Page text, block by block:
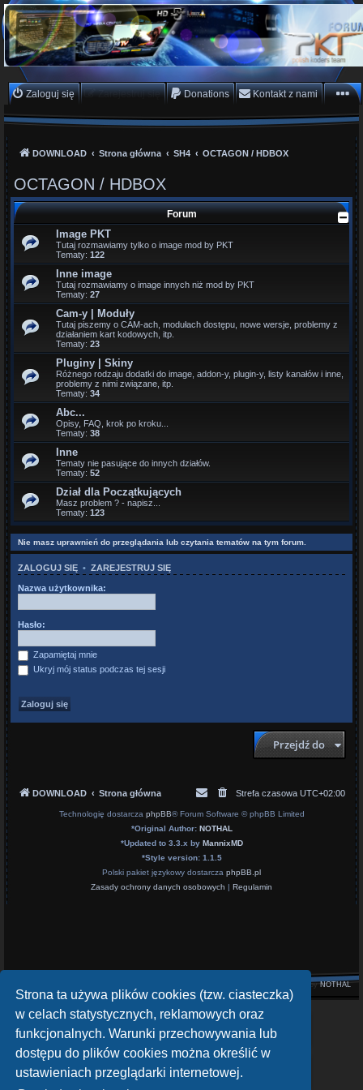
Strona ta używa plików cookies (tzw. ciasteczka)
w celach statystycznych, reklamowych oraz
funkcjonalnych. Warunki przechowywania lub
dostępu do plików cookies można określić w
ustawieniach przeglądarki internetowej.
PKTeam - Polish Koders
Team
Hyperion, Enigma, E2, PKT, listy kanałów, oscam
Zaloguj się Zarejestruj się Donations Kontakt z nami
DOWNLOAD Strona główna SH4 OCTAGON / HDBOX
OCTAGON / HDBOX
Forum
Image PKT
Tutaj rozmawiamy tylko o image mod by PKT
Tematy: 122
Inne image
Tutaj rozmawiamy o image innych niż mod by PKT
Tematy: 27
Cam-y | Moduły
Tutaj piszemy o CAM-ach, modułach dostępu, nowe wersje, problemy z
działaniem kart kodowych, itp.
Tematy: 23
Pluginy | Skiny
Różnego rodzaju dodatki do image, addon-y, plugin-y, listy kanałów i inne,
problemy z nimi związane, itp.
Tematy: 34
Abc...
Opisy, FAQ, krok po kroku...
Tematy: 38
Inne
Tematy nie pasujące do innych działów.
Tematy: 52
Dział dla Początkujących
Masz problem ? - napisz...
Tematy: 123
Nie masz uprawnień do przeglądania lub czytania tematów na tym forum.
ZALOGUJ SIĘ • ZAREJESTRUJ SIĘ
Nazwa użytkownika:
Hasło:
Zapamiętaj mnie
Ukryj mój status podczas tej sesji
Przejdź do
DOWNLOAD Strona główna Strefa czasowa UTC+02:00
Technologię dostarcza phpBB® Forum Software © phpBB Limited
*Original Author: NOTHAL
*Updated to 3.3.x by MannixMD
*Style version: 1.1.5
Polski pakiet językowy dostarcza phpBB.pl
Zasady ochrony danych osobowych | Regulamin
Style byNOTHAL
openATV Forum
https://www.opena.tv/
OpenPLi - Open Source Set-Top Box Software
https://openpli.org